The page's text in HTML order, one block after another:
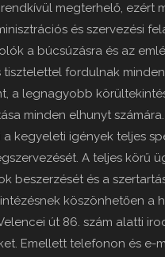
megterhelő, ezért
és szervezési
a búcsúzásra és az
tisztelettel fordulnak
a legnagyobb
minden elhunyt
kegyeleti igények teljes
A teljes körű
beszerzését és a
köszönhetően a
út 86. szám alatti
Emellett telefonon és e-